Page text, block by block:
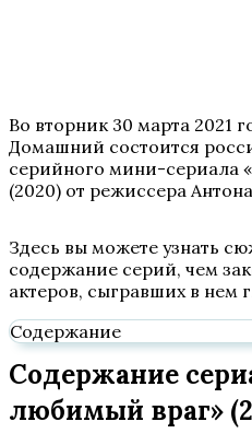
Во вторник 30 марта 2021
Домашний состоится
серийного мини-сериала
(2020) от режиссера
Здесь вы можете узнать
содержание серий, чем
актеров, сыгравших в нем
Содержание
Содержание
любимый враг»